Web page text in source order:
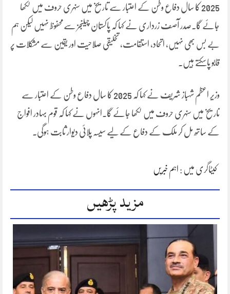
2025 کا سال دفاع وطن کے اعتبار سے تاریخ میں سنہری حروف میں لکھا
جائے گا۔صدر آصف زرداری نے کہا کہ پاکستان چیلنجز سےمحفوظ نہیں لیکن ہم
بے بس بھی نہیں، اتحاد، استقامت، تخلیقی صلاحیت اور یقین سے مشکلات پر
قابو پاسکتے ہیں۔
وزیر اعظم شہباز شریف نے کہا کہ 2025 کا سال دفاع وطن کے اعتبار سے
تاریخ میں سنہری حروف میں لکھا جائے گا۔انہوں نے کہا کہ قوم بہادر افواج
کے ساتھ مل کر ملک کے دفاع کے لیے سیسہ پلائی دیوار ثابت ہوگی۔
کیٹاگری میں : اہم خبریں
مزید پڑھیں